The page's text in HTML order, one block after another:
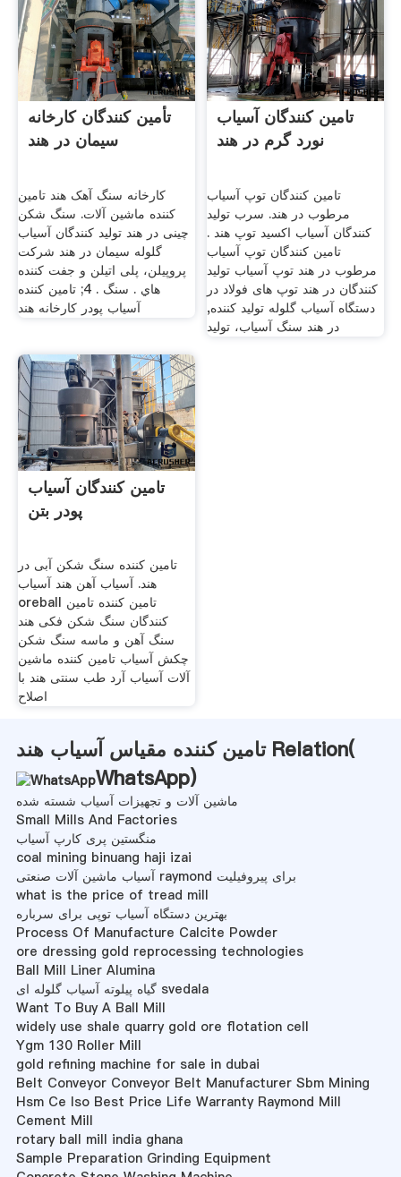
تأمین کنندگان کارخانه
سیمان در هند
کارخانه سنگ آهک هند تامین
کننده ماشین آلات. سنگ شکن
چینی در هند تولید کنندگان آسیاب
گلوله سیمان در هند شرکت
پروپیلن، پلی اتیلن و جفت کننده
هاي . سنگ . 4; تامین کننده
آسیاب پودر کارخانه هند
تامین کنندگان آسیاب
نورد گرم در هند
تامین کنندگان توپ آسیاب
مرطوب در هند. سرب تولید
کنندگان آسیاب اکسید توپ هند .
تامین کنندگان توپ آسیاب
مرطوب در هند توپ آسیاب تولید
کنندگان در هند توپ های فولاد در
دستگاه آسیاب گلوله تولید کننده,
در هند سنگ آسیاب، تولید
تامین کنندگان آسیاب
پودر بتن
تامین کننده سنگ شکن آبی در
هند. آسیاب آهن هند آسیاب
oreball تامین کننده تامین
کنندگان سنگ شکن فکی هند
سنگ آهن و ماسه سنگ شکن
چکش آسیاب تامین کننده ماشین
آلات آسیاب آرد طب سنتی هند با
اصلاح
تامین کننده مقیاس آسیاب هند Relation(
WhatsApp)
ماشین آلات و تجهیزات آسیاب شسته شده
Small Mills And Factories
منگستین پری کارپ آسیاب
coal mining binuang haji izai
آسیاب ماشین آلات صنعتی raymond برای پیروفیلیت
what is the price of tread mill
بهترین دستگاه آسیاب توپی برای سرباره
Process Of Manufacture Calcite Powder
ore dressing gold reprocessing technologies
Ball Mill Liner Alumina
گیاه پیلوته آسیاب گلوله ای svedala
Want To Buy A Ball Mill
widely use shale quarry gold ore flotation cell
Ygm 130 Roller Mill
gold refining machine for sale in dubai
Belt Conveyor Conveyor Belt Manufacturer Sbm Mining
Hsm Ce Iso Best Price Life Warranty Raymond Mill
Cement Mill
rotary ball mill india ghana
Sample Preparation Grinding Equipment